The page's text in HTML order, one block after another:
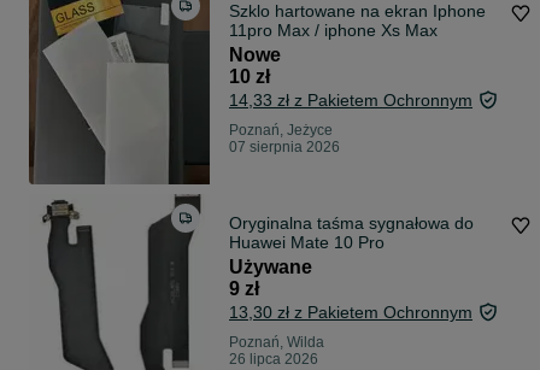
Szklo hartowane na ekran Iphone
11pro Max / iphone Xs Max
Nowe
10 zł
14,33 zł z Pakietem Ochronnym
Poznań, Jeżyce
07 sierpnia 2026
Oryginalna taśma sygnałowa do
Huawei Mate 10 Pro
Używane
9 zł
13,30 zł z Pakietem Ochronnym
Poznań, Wilda
26 lipca 2026